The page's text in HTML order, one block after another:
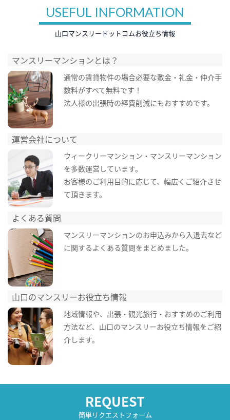
USEFUL INFORMATION
山口マンスリードットコムお役立ち情報
マンスリーマンションとは？
通常の賃貸物件の場合必要な敷金・礼金・仲介手
数料がすべて無料です！
法人様の出張時の経費削減にもおすすめです。
運営会社について
ウィークリーマンション・マンスリーマンション
を多数運営しています。
お客様のご利用目的に応じて、幅広くご紹介させ
て頂きます。
よくある質問
マンスリーマンションのお申込みから入退去など
に関するよくある質問をまとめました。
山口のマンスリーお役立ち情報
地域情報や、出張・観光旅行・おすすめのご利用
方法など、山口のマンスリーお役立ち情報をご紹
介します。
REQUEST
簡単リクエストフォーム